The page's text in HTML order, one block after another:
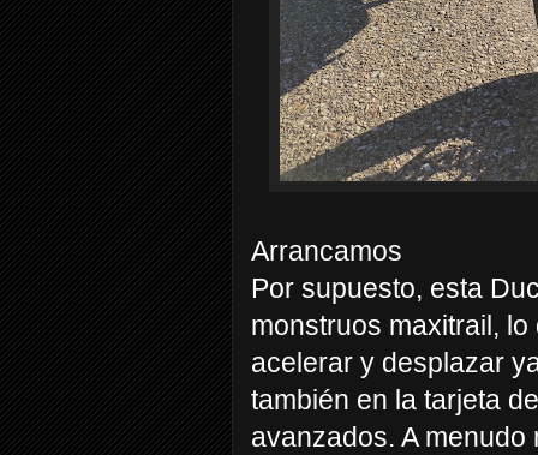
Arrancamos
Por supuesto, esta
monstruos maxitrail,
acelerar y desplazar
también en la tarjeta
avanzados. A